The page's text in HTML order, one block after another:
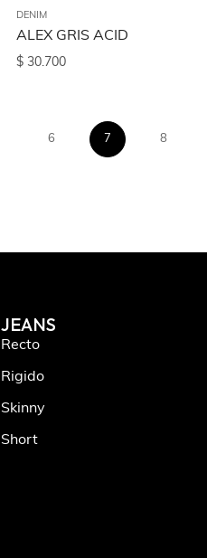
DENIM
ALEX GRIS ACID
$ 30.700
6 7 8
JEANS
Recto
Rigido
Skinny
Short